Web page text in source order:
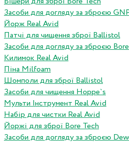
Засоби для догляду за зброєю
Йорж Real Avid
Патчі для чищення зброї Ballistol
Засоби для догляду за зброєю
Килимок Real Avid
Піна Milfoam
Шомполи для зброї Ballistol
Засоби для чищення Hoppe`s
Мульти Інструмент Real Avid
Набір для чистки Real Avid
Йоржі для зброї Bore Tech
Засоби для догляду за зброєю